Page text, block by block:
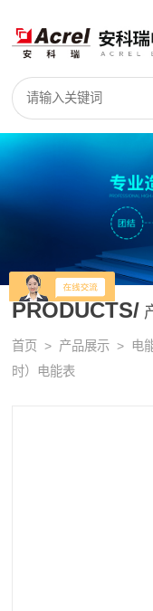
PRODUCTS/
首页 > 产品展示 > 电
时）电能表